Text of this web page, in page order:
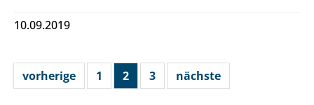
10.09.2019
vorherige 1 2 3 nächste